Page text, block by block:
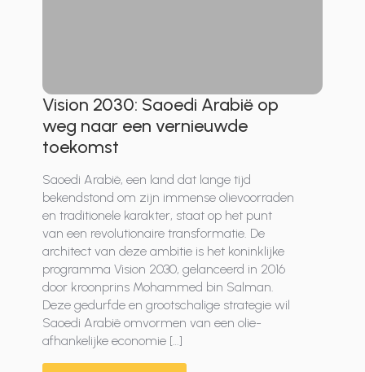
Vision 2030: Saoedi Arabië op
weg naar een vernieuwde
toekomst
Saoedi Arabië, een land dat lange tijd
bekendstond om zijn immense olievoorraden
en traditionele karakter, staat op het punt
van een revolutionaire transformatie. De
architect van deze ambitie is het koninklijke
programma Vision 2030, gelanceerd in 2016
door kroonprins Mohammed bin Salman.
Deze gedurfde en grootschalige strategie wil
Saoedi Arabië omvormen van een olie-
afhankelijke economie […]